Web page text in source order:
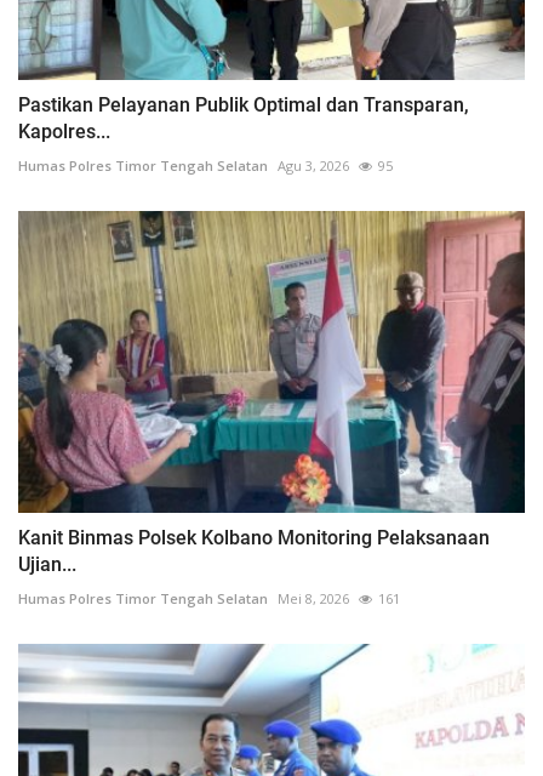
Pastikan Pelayanan Publik Optimal dan Transparan,
Kapolres...
Humas Polres Timor Tengah Selatan Agu 3, 2026 95
Kanit Binmas Polsek Kolbano Monitoring Pelaksanaan
Ujian...
Humas Polres Timor Tengah Selatan Mei 8, 2026 161